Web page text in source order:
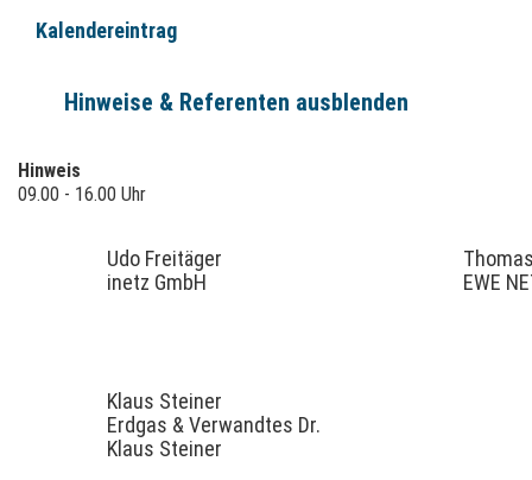
Kalendereintrag
Hinweise & Referenten ausblenden
Hinweis
09.00 - 16.00 Uhr
Udo Freitäger
inetz GmbH
EWE
Klaus Steiner
Erdgas & Verwandtes Dr.
Klaus Steiner